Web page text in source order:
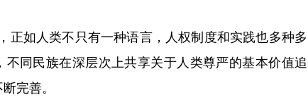
如人类不只有一种语言，人权制度和实践也多种多
同民族在深层次上共享关于人类尊严的基本价值追
完善。